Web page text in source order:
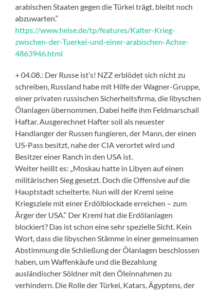
arabischen Staaten gegen die Türkei trägt, bleibt noch
abzuwarten.“
https://www.heise.de/tp/features/Kalter-Krieg-
zwischen-der-Tuerkei-und-einer-arabischen-Achse-
4863946.html
+ 04.08.: Der Russe ist’s! NZZ erblödet sich nicht zu
schreiben, Russland habe mit Hilfe der Wagner-Gruppe,
einer privaten russischen Sicherheitsfirma, die libyschen
Ölanlagen übernommen. Dabei helfe ihm Feldmarschall
Haftar. Ausgerechnet Hafter soll als neuester
Handlanger der Russen fungieren, der Mann, der einen
US-Pass besitzt, nahe der CIA verortet wird und
Besitzer einer Ranch in den USA ist.
Weiter heißt es: „Moskau hatte in Libyen auf einen
militärischen Sieg gesetzt. Doch die Offensive auf die
Hauptstadt scheiterte. Nun will der Kreml seine
Kriegsziele mit einer Erdölblockade erreichen – zum
Ärger der USA.“ Der Kreml hat die Erdölanlagen
blockiert? Das ist schon eine sehr spezielle Sicht. Kein
Wort, dass die libyschen Stämme in einer gemeinsamen
Abstimmung die Schließung der Ölanlagen beschlossen
haben, um Waffenkäufe und die Bezahlung
ausländischer Söldner mit den Öleinnahmen zu
verhindern. Die Rolle der Türkei, Katars, Ägyptens, der